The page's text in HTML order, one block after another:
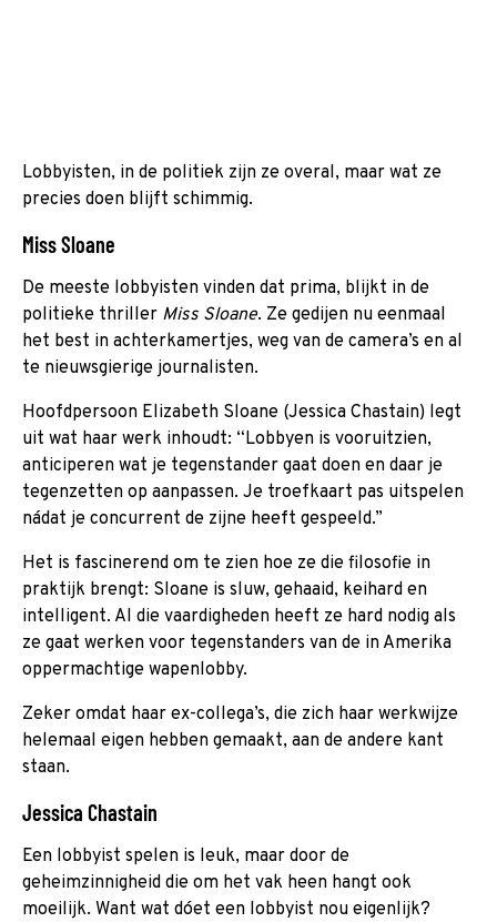
Lobbyisten, in de politiek zijn ze overal, maar wat ze
precies doen blijft schimmig.
Miss Sloane
De meeste lobbyisten vinden dat prima, blijkt in de
politieke thriller Miss Sloane. Ze gedijen nu eenmaal
het best in achterkamertjes, weg van de camera’s en al
te nieuwsgierige journalisten.
Hoofdpersoon Elizabeth Sloane (Jessica Chastain) legt
uit wat haar werk inhoudt: “Lobbyen is vooruitzien,
anticiperen wat je tegenstander gaat doen en daar je
tegenzetten op aanpassen. Je troefkaart pas uitspelen
nádat je concurrent de zijne heeft gespeeld.”
Het is fascinerend om te zien hoe ze die filosofie in
praktijk brengt: Sloane is sluw, gehaaid, keihard en
intelligent. Al die vaardigheden heeft ze hard nodig als
ze gaat werken voor tegenstanders van de in Amerika
oppermachtige wapenlobby.
Zeker omdat haar ex-collega’s, die zich haar werkwijze
helemaal eigen hebben gemaakt, aan de andere kant
staan.
Jessica Chastain
Een lobbyist spelen is leuk, maar door de
geheimzinnigheid die om het vak heen hangt ook
moeilijk. Want wat dóet een lobbyist nou eigenlijk?